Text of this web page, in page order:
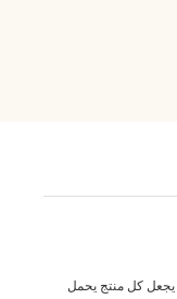
يجعل كل منتج يحمل